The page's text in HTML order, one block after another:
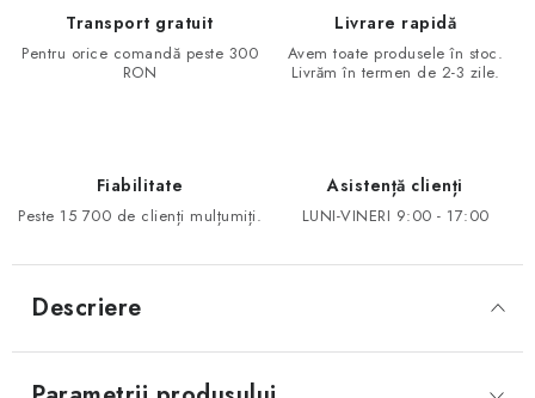
Transport gratuit
Pentru orice comandă peste 300
RON
Livrare rapidă
Avem toate produsele în stoc.
Livrăm în termen de 2-3 zile.
Fiabilitate
Peste 15 700 de clienți mulțumiți.
Asistență clienți
LUNI-VINERI 9:00 - 17:00
Descriere